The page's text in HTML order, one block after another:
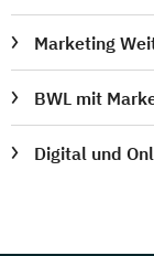
Marketing
BWL mit
Digital und